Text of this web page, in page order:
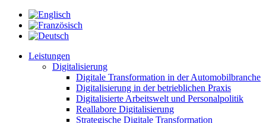
Leistungen
Digitalisierung
Digitale Transformation in der Automobilbranche
Digitalisierung in der betrieblichen Praxis
Digitalisierte Arbeitswelt und Personalpolitik
Reallabore Digitalisierung
Strategische Digitale Transformation